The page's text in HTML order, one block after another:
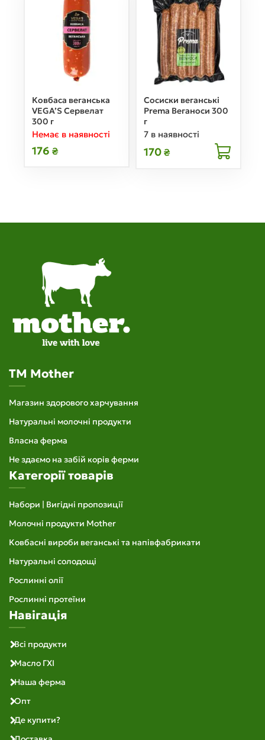
Ковбаса веганська
VEGA’S Сервелат
300 г
Немає в наявності
176 ₴
Сосиски веганські
Prema Веганоси 300
г
7 в наявності
170 ₴
TM Mother
Магазин здорового харчування
Натуральні молочні продукти
Власна ферма
Не здаємо на забій корів ферми
Категорії товарів
Набори | Вигідні пропозиції
Молочні продукти Mother
Ковбасні вироби веганські та напівфабрикати
Натуральні солодощі
Рослинні олії
Рослинні протеїни
Навігація
Всі продукти
Масло ГХІ
Наша ферма
Опт
Де купити?